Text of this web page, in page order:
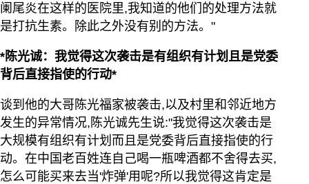
阑尾炎在这样的医院里,我知道的他们的处理方法就
是打抗生素。除此之外没有别的方法。"
*陈光诚：我觉得这次袭击是有组织有计划且是党委
背后直接指使的行动*
谈到他的大哥陈光福家被袭击,以及村里和邻近地方
发生的异常情况,陈光诚先生说:"我觉得这次袭击是
大规模有组织有计划而且是党委背后直接指使的行
动。在中国老百姓连自己喝一瓶啤酒都不舍得去买,
怎么可能买来去当'炸弹'用呢?所以我觉得这肯定是